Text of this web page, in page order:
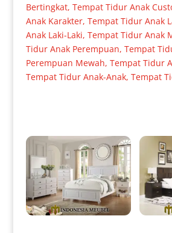
Bertingkat, Tempat Tidur Anak
Anak Karakter, Tempat Tidur Anak
Anak Laki-Laki, Tempat Tidur Anak
Tidur Anak Perempuan, Tempat
Perempuan Mewah, Tempat Tidur
Tempat Tidur Anak-Anak, Tempat